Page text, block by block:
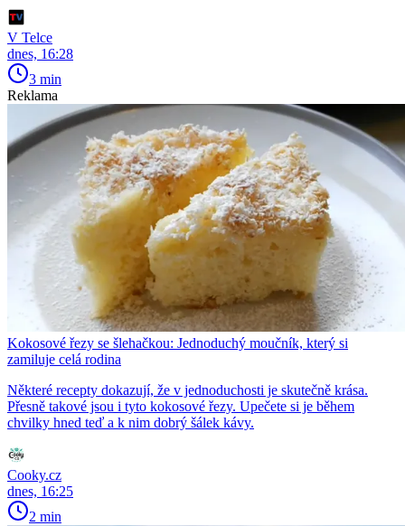
V Telce
dnes, 16:28
3 min
Reklama
Kokosové řezy se šlehačkou: Jednoduchý moučník, který si
zamiluje celá rodina
Některé recepty dokazují, že v jednoduchosti je skutečně krása.
Přesně takové jsou i tyto kokosové řezy. Upečete si je během
chvilky hned teď a k nim dobrý šálek kávy.
Cooky.cz
dnes, 16:25
2 min